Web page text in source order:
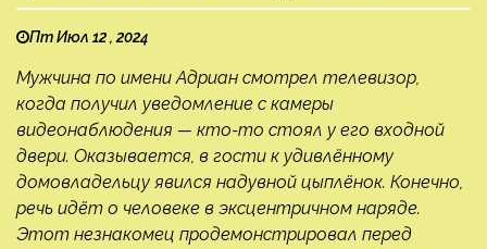
Пт Июл 12 , 2024
Мужчина по имени Адриан смотрел телевизор,
когда получил уведомление с камеры
видеонаблюдения — кто-то стоял у его входной
двери. Оказывается, в гости к удивлённому
домовладельцу явился надувной цыплёнок. Конечно,
речь идёт о человеке в эксцентричном наряде.
Этот незнакомец продемонстрировал перед